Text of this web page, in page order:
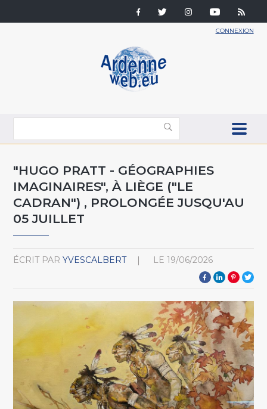
CONNEXION
"HUGO PRATT - GÉOGRAPHIES
IMAGINAIRES", À LIÈGE ("LE
CADRAN") , PROLONGÉE JUSQU'AU
05 JUILLET
ÉCRIT PAR YVESCALBERT LE 19/06/2026